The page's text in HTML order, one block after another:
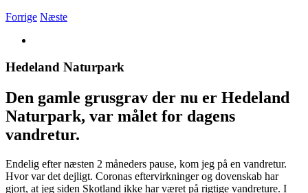
Forrige Næste
billede
Hedeland Naturpark
Den gamle grusgrav der nu er Hedeland
Naturpark, var målet for dagens
vandretur.
Endelig efter næsten 2 måneders pause, kom jeg på en vandretur.
Hvor var det dejligt. Coronas eftervirkninger og dovenskab har
gjort, at jeg siden Skotland ikke har været på rigtige vandreture. I